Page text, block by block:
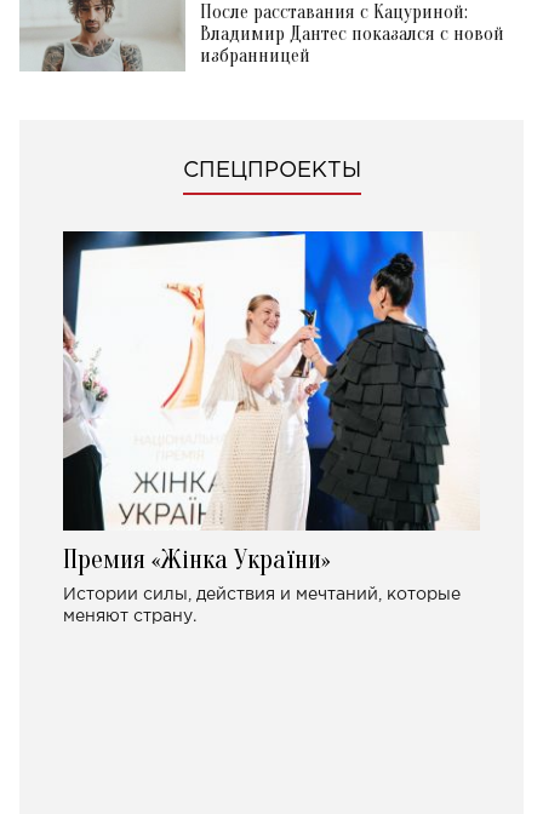
После расставания с Кацуриной:
Владимир Дантес показался с новой
избранницей
СПЕЦПРОЕКТЫ
Премия «Жінка України»
Истории силы, действия и мечтаний, которые
меняют страну.